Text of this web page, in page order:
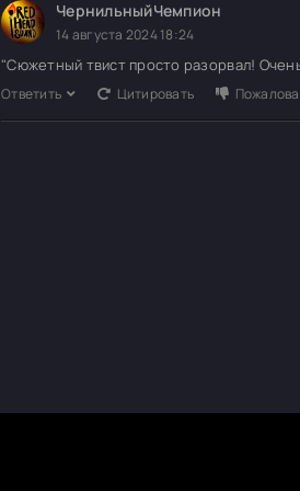
ЧернильныйЧемпион
14 августа 2024 18:24
"Сюжетный твист просто разорвал!
Ответить Цитировать